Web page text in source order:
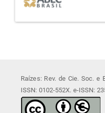
Raízes: Rev. de Cie. Soc. e
ISSN: 0102-552X. e-ISSN: